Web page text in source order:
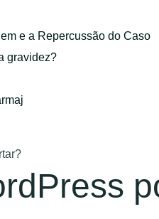
e a Repercussão do Caso
gravidez?